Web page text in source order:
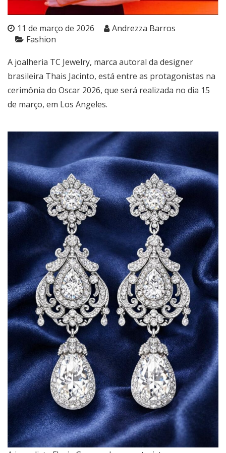
11 de março de 2026
Andrezza Barros
Fashion
A joalheria TC Jewelry, marca autoral da designer
brasileira Thais Jacinto, está entre as protagonistas na
cerimônia do Oscar 2026, que será realizada no dia 15
de março, em Los Angeles.